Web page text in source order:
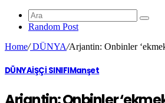
Random Post
Home/DÜNYA/Arjantin: Onbinler
DÜNYAİŞÇİ SINIFIManşet